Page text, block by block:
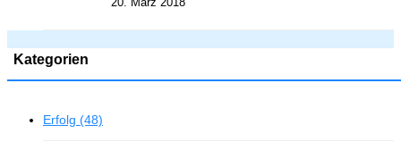
Kategorien
Erfolg (48)